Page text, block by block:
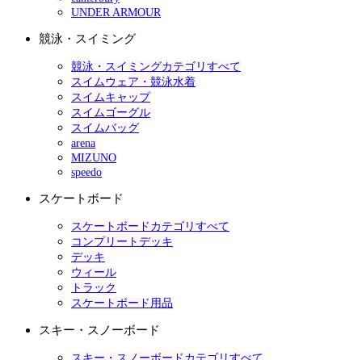
UNDER ARMOUR
競泳・スイミング
競泳・スイミングカテゴリすべて
スイムウェア・競泳水着
スイムキャップ
スイムゴーグル
スイムバッグ
arena
MIZUNO
speedo
スケートボード
スケートボードカテゴリすべて
コンプリートデッキ
デッキ
ウィール
トラック
スケートボード用品
スキー・スノーボード